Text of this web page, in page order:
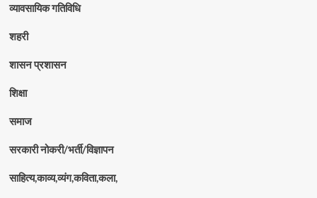
व्यावसायिक गतिविधि
शहरी
शासन प्रशासन
शिक्षा
समाज
सरकारी नोकरी/भर्ती/विज्ञापन
साहित्य,काव्य,व्यंग,कविता,कला,